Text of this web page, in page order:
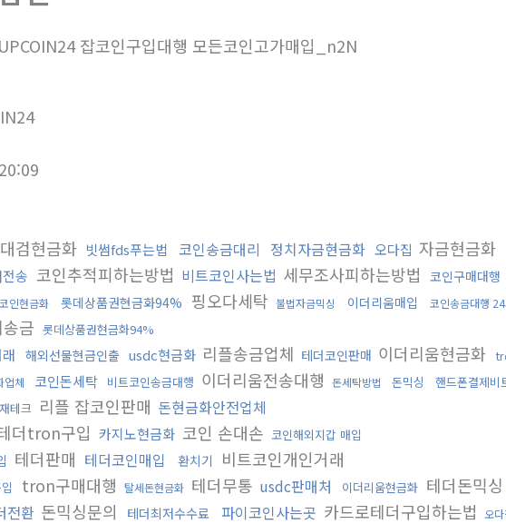
잡코인구입대행 모든코인고가매입_n2N
대검현금화 빗썸fds푸는법 코인송금대리 정치자금현금화 오다집 자금현금화
송 코인추적피하는방법 비트코인사는법 세무조사피하는방법 코인구매대행
인현금화 롯데상품권현금화94% 핑오다세탁 불법자금믹싱 이더리움매입 코인송금대행 24
금 롯데상품권현금화94%
해외선물현금인출 usdc현금화 리플송금업체 테더코인판매 이더리움현금화
업체 코인돈세탁 비트코인송금대행 이더리움전송대행 돈세탁방법 돈믹싱 핸드폰결제비
테크 리플 잡코인판매 돈현금화안전업체
더tron구입 카지노현금화 코인 손대손 코인해외지갑 매입
테더판매 테더코인매입 환치기 비트코인개인거래
tron구매대행 탈세돈현금화 테더무통 usdc판매처 이더리움현금화 테더돈믹싱
전환 돈믹싱문의 테더최저수수료 파이코인사는곳 카드로테더구입하는법 오다